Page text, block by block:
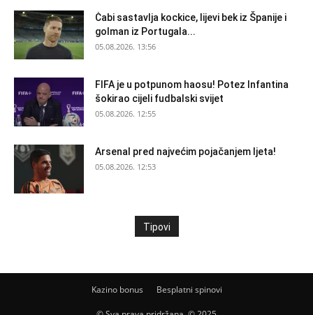
Ċabi sastavlja kockice, lijevi bek iz Španije i
golman iz Portugala...
05.08.2026. 13:56
FIFA je u potpunom haosu! Potez Infantina
šokirao cijeli fudbalski svijet
05.08.2026. 12:55
Arsenal pred najvećim pojačanjem ljeta!
05.08.2026. 12:53
Tipovi
Kazino bonus Besplatni spinovi